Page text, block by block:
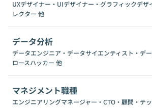
UXデザイナー・UIデザイナー・グラフィックデザ
レクター 他
データ分析
データエンジニア・データサイエンティスト・デ
ロースハッカー 他
マネジメント職種
エンジニアリングマネージャー・CTO・顧問・テ